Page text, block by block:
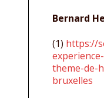
Bernard
(1) https://
theme-de-
bruxelles